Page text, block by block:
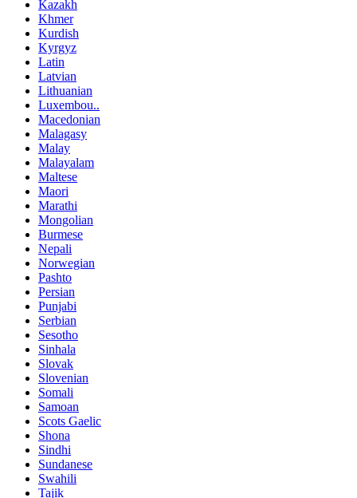
Kazakh
Khmer
Kurdish
Kyrgyz
Latin
Latvian
Lithuanian
Luxembou..
Macedonian
Malagasy
Malay
Malayalam
Maltese
Maori
Marathi
Mongolian
Burmese
Nepali
Norwegian
Pashto
Persian
Punjabi
Serbian
Sesotho
Sinhala
Slovak
Slovenian
Somali
Samoan
Scots Gaelic
Shona
Sindhi
Sundanese
Swahili
Tajik